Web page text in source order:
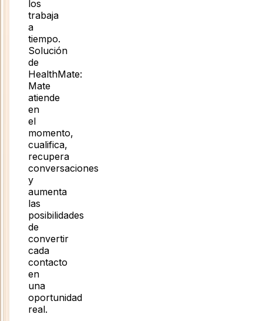
los
trabaja
a
tiempo.
Solución
de
HealthMate:
Mate
atiende
en
el
momento,
cualifica,
recupera
conversaciones
y
aumenta
las
posibilidades
de
convertir
cada
contacto
en
una
oportunidad
real.